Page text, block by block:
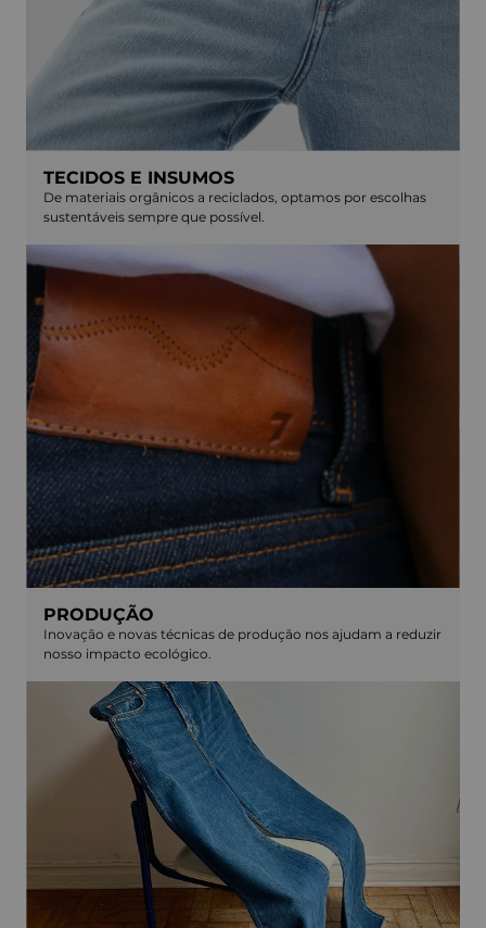
TECIDOS E INSUMOS
De materiais orgânicos a reciclados, optamos por escolhas
sustentáveis sempre que possível.
PRODUÇÃO
Inovação e novas técnicas de produção nos ajudam a reduzir
nosso impacto ecológico.